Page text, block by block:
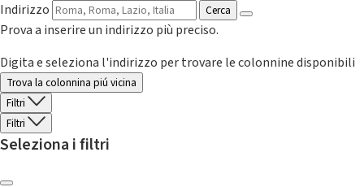
Indirizzo
Cerca
Prova a inserire un indirizzo più preciso.
Digita e seleziona l'indirizzo per trovare le colonnine disponibili
Trova la colonnina piú vicina
Filtri
Filtri
Seleziona i filtri